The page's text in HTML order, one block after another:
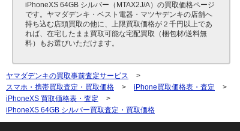
iPhoneXS 64GB シルバー（MTAX2J/A）の買取価格ページ
です。ヤマダデンキ・ベスト電器・マツヤデンキの店舗へ
持ち込む店頭買取の他に、上限買取価格が２千円以上であ
れば、在宅したまま買取可能な宅配買取（梱包材/送料無
料）もお選びいただけます。
ヤマダデンキの買取事前査定サービス
>
スマホ・携帯買取査定・買取価格
> iPhone買取価格表・査定
>
iPhoneXS 買取価格表・査定
>
iPhoneXS 64GB シルバー買取査定・買取価格